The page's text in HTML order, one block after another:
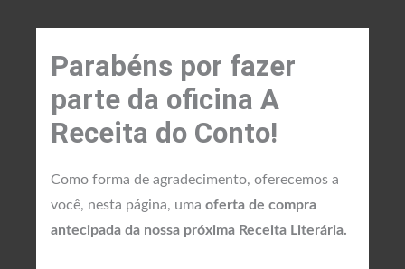
Parabéns por fazer
parte da oficina A
Receita do Conto!
Como forma de agradecimento, oferecemos a
você, nesta página, uma oferta de compra
antecipada da nossa próxima Receita Literária.